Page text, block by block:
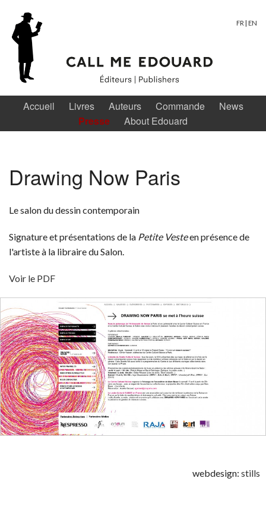
FR | EN
Accueil Livres Auteurs Commande
News
Presse
About Edouard
Drawing Now Paris
Le salon du dessin contemporain
Signature et présentations de la Petite Vesteen présence de
l'artiste à la libraire du Salon.
Voir le PDF
webdesign: stills